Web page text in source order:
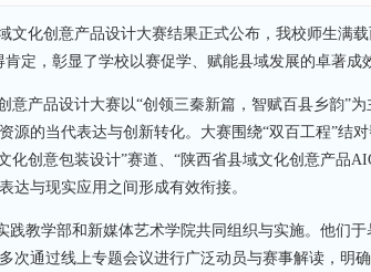
化创意产品设计大赛结果正式公布，我校师生满
定，彰显了学校以赛促学、赋能县域发展的卓著成
产品设计大赛以“创领三秦新篇，智赋百县乡韵”
源的当代表达与创新转化。大赛围绕“双百工程”结
化创意包装设计”赛道、“陕西省县域文化创意产品
达与现实应用之间形成有效衔接。
学部和新媒体艺术学院共同组织与实施。他们于
次通过线上专题会议进行广泛动员与赛事解读，明